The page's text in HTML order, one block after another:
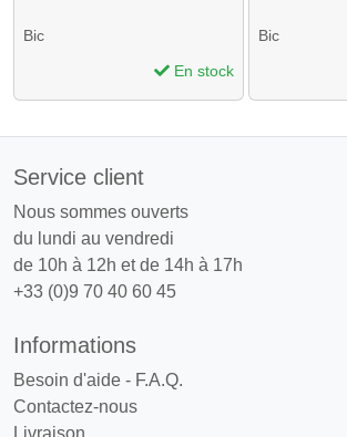
Bic
En stock
Bic
Service client
Nous sommes ouverts
du lundi au vendredi
de 10h à 12h et de 14h à 17h
+33 (0)9 70 40 60 45
Informations
Besoin d'aide - F.A.Q.
Contactez-nous
Livraison